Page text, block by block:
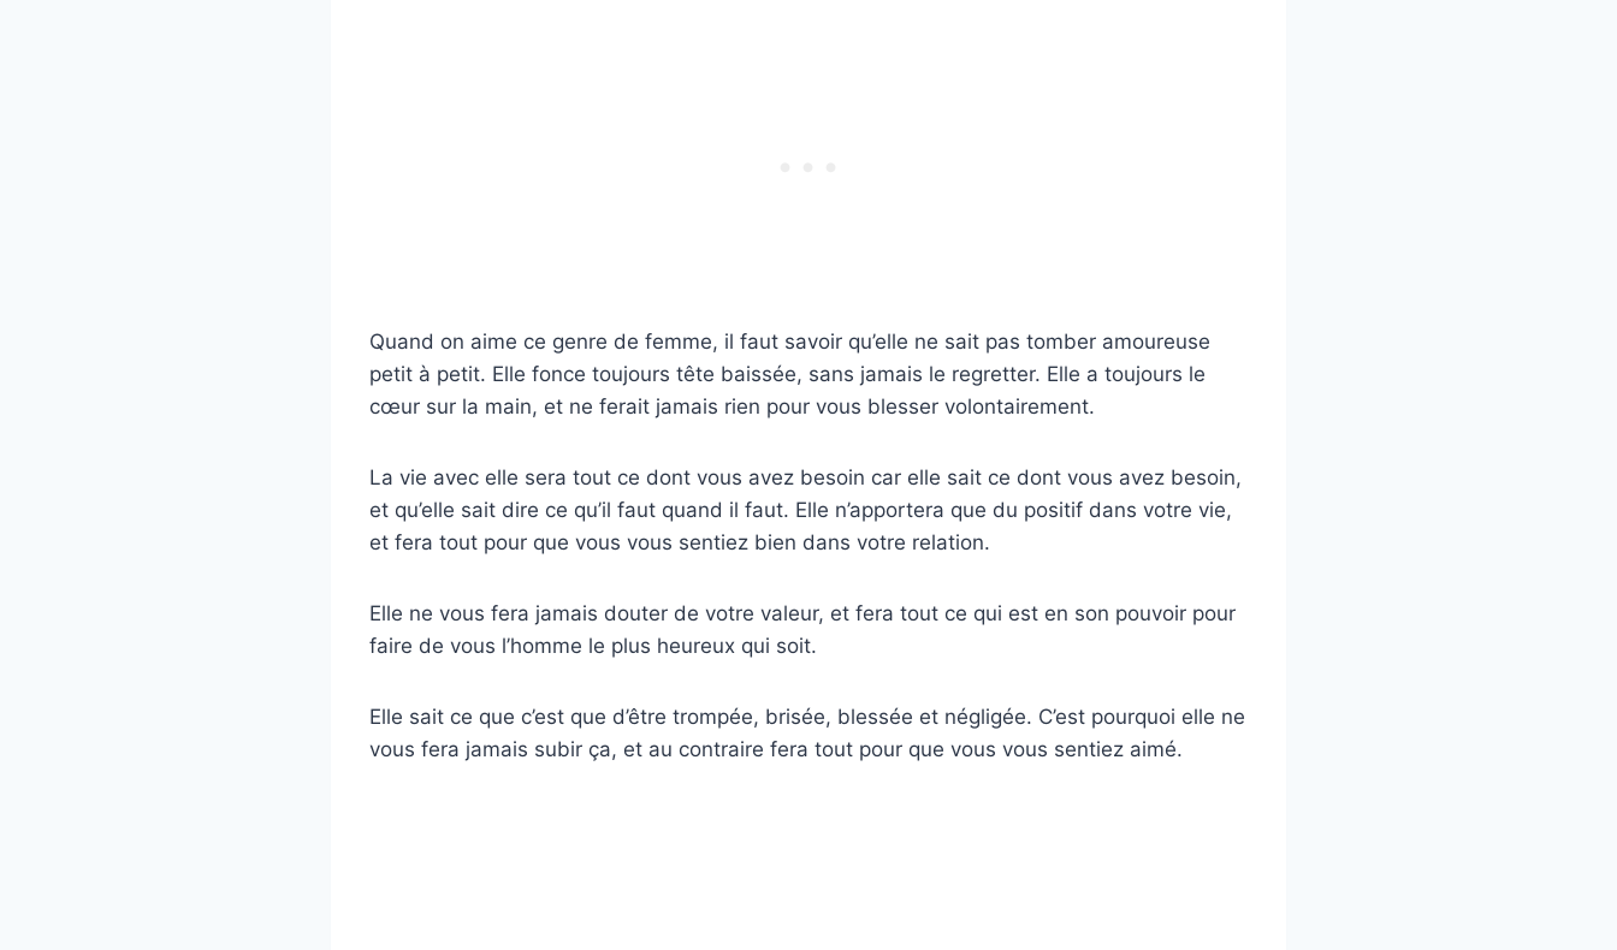
Quand on aime ce genre de femme, il faut savoir qu’elle ne sait pas tomber amoureuse
petit à petit. Elle fonce toujours tête baissée, sans jamais le regretter. Elle a toujours le
cœur sur la main, et ne ferait jamais rien pour vous blesser volontairement.
La vie avec elle sera tout ce dont vous avez besoin car elle sait ce dont vous avez besoin,
et qu’elle sait dire ce qu’il faut quand il faut. Elle n’apportera que du positif dans votre vie,
et fera tout pour que vous vous sentiez bien dans votre relation.
Elle ne vous fera jamais douter de votre valeur, et fera tout ce qui est en son pouvoir pour
faire de vous l’homme le plus heureux qui soit.
Elle sait ce que c’est que d’être trompée, brisée, blessée et négligée. C’est pourquoi elle ne
vous fera jamais subir ça, et au contraire fera tout pour que vous vous sentiez aimé.